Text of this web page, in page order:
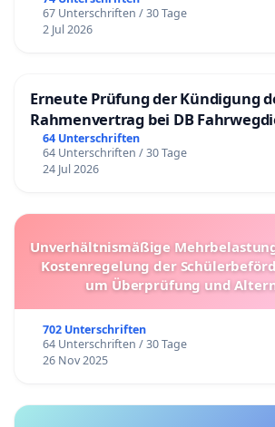
67 Unterschriften / 30 Tage
2 Jul 2026
Erneute Prüfung der Kündigung
Rahmenvertrag bei DB
64 Unterschriften
64 Unterschriften / 30 Tage
24 Jul 2026
Unverhältnismäßige
Kostenregelung der
um Überprüfung und
702 Unterschriften
64 Unterschriften / 30 Tage
26 Nov 2025